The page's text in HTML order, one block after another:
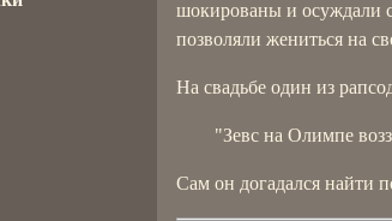
шокированы и осуждали
позволяли жениться на
На свадьбе один из
"Зевс на Олимпе
Сам он догадался найти